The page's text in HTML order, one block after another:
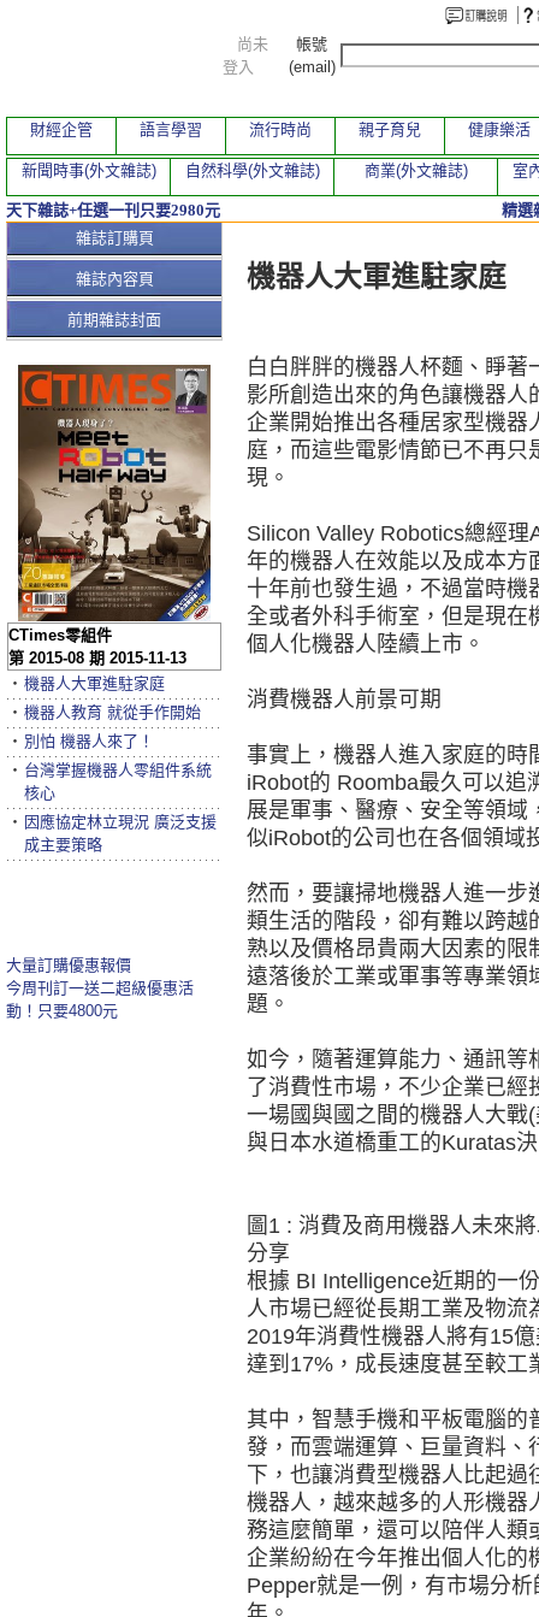
本期文章
機器人大軍進駐家庭
白白胖胖的機器人杯麵、睜
影所創造出來的角色讓機器
企業開始推出各種居家型機器
庭，而這些電影情節已不再
現。
Silicon Valley Robotics總經
年的機器人在效能以及成本方
十年前也發生過，不過當時
全或者外科手術室，但是現
個人化機器人陸續上市。
消費機器人前景可期
事實上，機器人進入家庭的時
iRobot的 Roomba最久可以追
展是軍事、醫療、安全等領
似iRobot的公司也在各個領域
然而，要讓掃地機器人進一
類生活的階段，卻有難以跨越
熟以及價格昂貴兩大因素的
遠落後於工業或軍事等專業領
題。
如今，隨著運算能力、通訊等
了消費性市場，不少企業已
一場國與國之間的機器人大戰
與日本水道橋重工的Kuratas
圖1 : 消費及商用機器人未來
分享
根據 BI Intelligence近期的一
人市場已經從長期工業及物
2019年消費性機器人將有15
達到17%，成長速度甚至較工
其中，智慧手機和平板電腦
發，而雲端運算、巨量資料、
下，也讓消費型機器人比起
機器人，越來越多的人形機器
務這麼簡單，還可以陪伴人類
企業紛紛在今年推出個人化的
Pepper就是一例，有市場分
雜誌訂購頁
雜誌內容頁
前期雜誌封面
CTimes零組件
第 2015-08 期 2015-11-13
‧ 機器人大軍進駐家庭
‧ 機器人教育 就從手作開始
‧ 別怕 機器人來了！
‧ 台灣掌握機器人零組件系統
核心
‧ 因應協定林立現況 廣泛支援
成主要策略
大量訂購優惠報價
今周刊訂一送二超級優惠活
動！只要4800元
尚未
登入
帳號
(email)
財經企管 語言學習 流行時尚 親子育兒 健康樂活
新聞時事(外文雜誌) 自然科學(外文雜誌) 商業(外文雜誌) 室
天下雜誌+任選一刊只要2980元 精選